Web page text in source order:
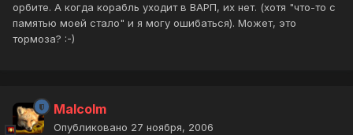
орбите. А когда корабль уходит в ВАРП, их нет. (хотя "что-то с
памятью моей стало" и я могу ошибаться). Может, это
тормоза? :-)
Malcolm
Опубликовано 27 ноября, 2006